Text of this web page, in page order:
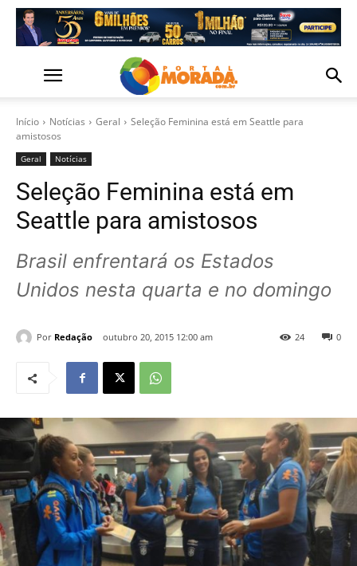
Início Notícias Geral
Seleção Feminina está em Seattle para
amistosos
Geral Notícias
Seleção Feminina está em
Seattle para amistosos
Brasil enfrentará os Estados
Unidos nesta quarta e no domingo
Por Redação outubro 20, 2015 12:00 am 0
24